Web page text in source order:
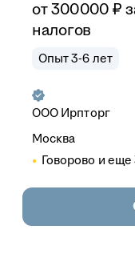
от300 000 ₽
налогов
Опыт 3-6 лет
ООО Ирпторг
Москва
Говорово и еще